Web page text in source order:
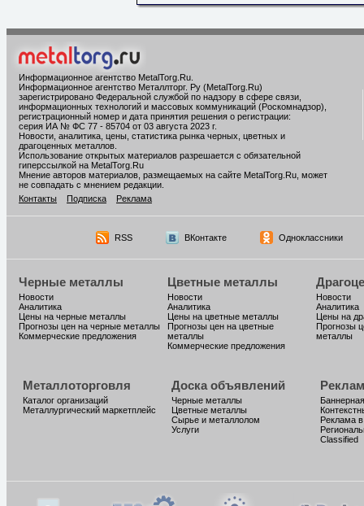
Информационное агентство MetalTorg.Ru
Информационное агентство Металлторг. Ру (MetalTorg.Ru)
зарегистрировано Федеральной службой по надзору в сфере связи,
информационных технологий и массовых коммуникаций (Роскомнадзор),
регистрационный номер и дата принятия решения о регистрации:
серия ИА № ФС 77 - 85704 от 03 августа 2023 г.
Новости, аналитика, цены, статистика рынка черных, цветных и
драгоценных металлов.
Использование открытых материалов разрешается с обязательной
гиперссылкой на MetalTorg.Ru
Мнение авторов материалов, размещаемых на сайте MetalTorg.Ru, может
не совпадать с мнением редакции.
Контакты
Подписка Реклама
RSS ВКонтакте Одноклассники
Черные металлы
Новости
Аналитика
Цены на черные металлы
Прогнозы цен на черные металлы
Коммерческие предложения
Цветные металлы
Новости
Аналитика
Цены на цветные металлы
Прогнозы цен на цветные
металлы
Коммерческие предложения
Новости
Аналитика
Цены на
Прогнозы
металлы
Металлоторговля
Каталог организаций
Металлургический маркетплейс
Доска объявлений
Черные металлы
Цветные металлы
Сырье и металлолом
Услуги
Реклама
Classified